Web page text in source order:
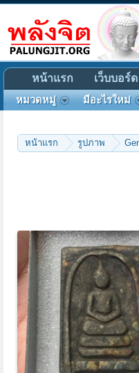
หน้าแรก รูปภาพ
หน้าแรก เว็บบอร์ด
หมวดหมู่ มีอะไรใหม่